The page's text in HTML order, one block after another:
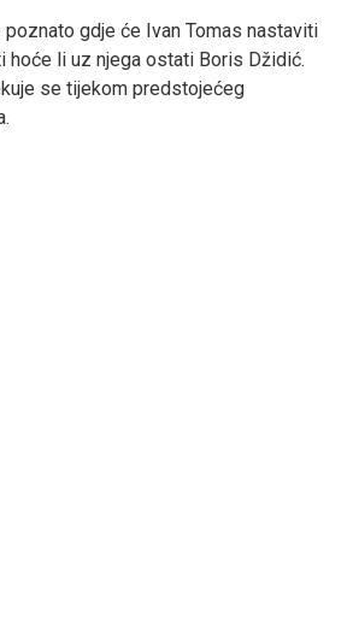
poznato gdje će Ivan Tomas nastaviti
hoće li uz njega ostati Boris Džidić.
se tijekom predstojećeg